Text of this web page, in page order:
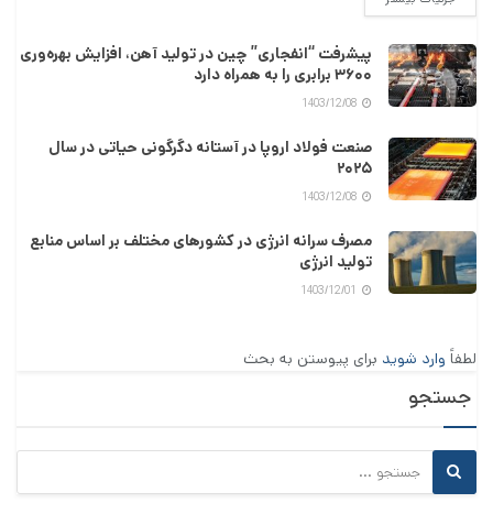
پیشرفت “انفجاری” چین در تولید آهن، افزایش بهره‌وری
۳۶۰۰ برابری را به همراه دارد
صنعت فولاد اروپا در آستانه دگرگونی حیاتی در سال
۲۰۲۵
مصرف سرانه انرژی در کشورهای مختلف بر اساس منابع
تولید انرژی
لطفاً وارد شوید برای پیوستن به بحث
جستجو